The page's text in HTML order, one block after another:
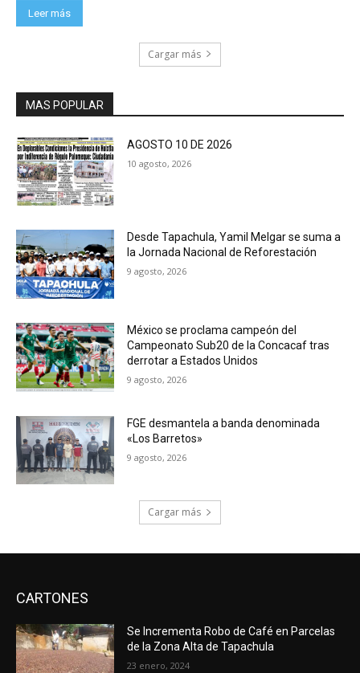
Leer más
Cargar más
MAS POPULAR
AGOSTO 10 DE 2026
10 agosto, 2026
Desde Tapachula, Yamil Melgar se suma a
la Jornada Nacional de Reforestación
9 agosto, 2026
México se proclama campeón del
Campeonato Sub20 de la Concacaf tras
derrotar a Estados Unidos
9 agosto, 2026
FGE desmantela a banda denominada
«Los Barretos»
9 agosto, 2026
Cargar más
CARTONES
Se Incrementa Robo de Café en Parcelas
de la Zona Alta de Tapachula
23 enero, 2024